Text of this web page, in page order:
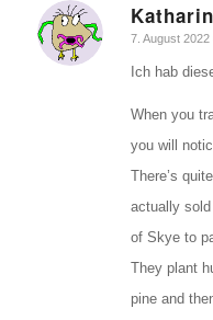
sagte:
7. August 2022
Ich hab
When you
you will
There’s
actually
of Skye to
They plant
pine and